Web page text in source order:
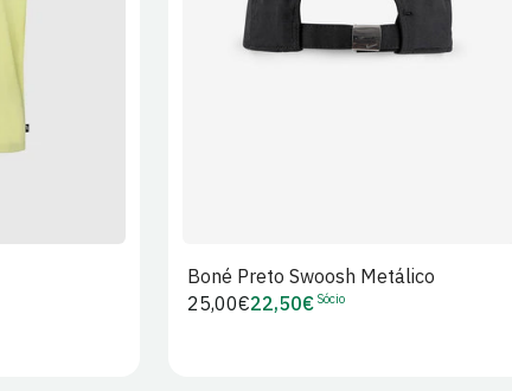
Boné Preto Swoosh Metálico
Preço
25,00€Preço
22,50€ Sócio